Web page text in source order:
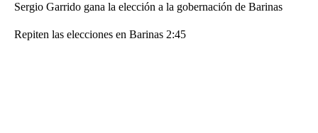
Sergio Garrido gana la elección a la gobernación de Barinas
Repiten las elecciones en Barinas 2:45